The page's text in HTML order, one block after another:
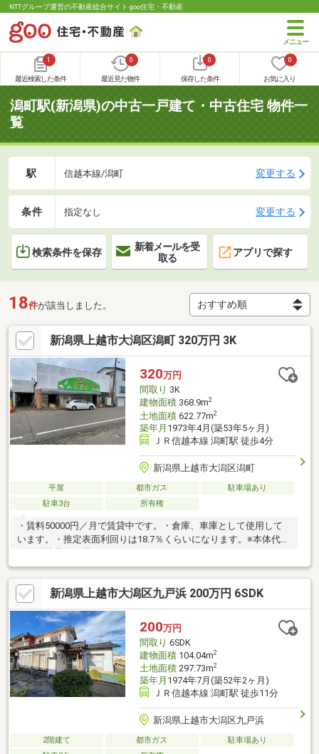
NTTグループ運営の不動産総合サイト goo住宅・不動産
1
最近検索した条件
0
最近見た物件
0
保存した条件
0
お気に入り
潟町駅(新潟県)の中古一戸建て・中古住宅 物件一
覧
駅 信越本線/潟町 変更する
条件 指定なし 変更する
検索条件を保存
新着メールを受
取る
アプリで探す
18件が該当しました。
新潟県上越市大潟区潟町 320万円 3K
320万円
間取り 3K
建物面積368.9m2
土地面積622.77m2
築年月 1973年4月(築53年5ヶ月)
ＪＲ信越本線 潟町駅 徒歩4分
新潟県上越市大潟区潟町
平屋 都市ガス
駐車場あり
駐車3台
所有権
・賃料50000円／月で賃貸中です。・倉庫、車庫として使用して
います。・推定表面利回りは18.7％くらいになります。※本体代金
新潟県上越市大潟区九戸浜 200万円 6SDK
200万円
間取り 6SDK
建物面積104.04m2
土地面積297.73m2
築年月 1974年7月(築52年2ヶ月)
ＪＲ信越本線 潟町駅 徒歩11分
新潟県上越市大潟区九戸浜
2階建て 都市ガス
駐車場あり